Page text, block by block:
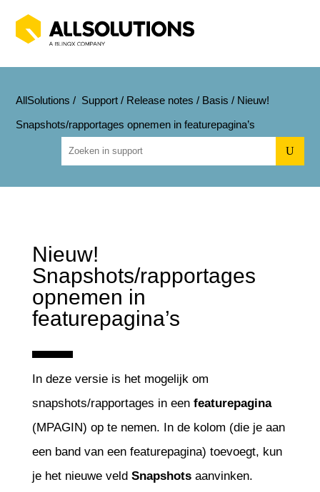
AllSolutions / Support/ Release notes / Basis / Nieuw!
Snapshots/rapportages opnemen in featurepagina’s
U
Nieuw!
Snapshots/rapportages
opnemen in
featurepagina’s
In deze versie is het mogelijk om
snapshots/rapportages in een featurepagina
(MPAGIN) op te nemen. In de kolom (die je aan
een band van een featurepagina) toevoegt, kun
je het nieuwe veld Snapshotsaanvinken.